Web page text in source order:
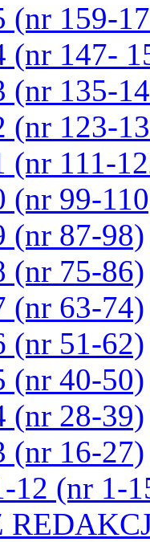
(nr 159-
(nr 147-
(nr 135-
(nr 123-
(nr 111-
(nr 99-
(nr 87-98)
(nr 75-86)
(nr 63-74)
(nr 51-62)
(nr 40-50)
(nr 28-39)
(nr 16-27)
12 (nr 1-